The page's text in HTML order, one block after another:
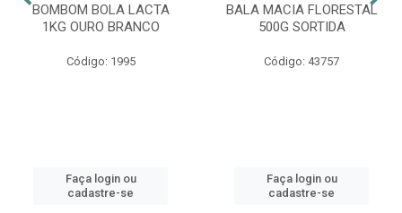
BOMBOM BOLA LACTA
1KG OURO BRANCO
Código: 1995
Faça login ou
cadastre-se
BALA MACIA FLORESTAL
500G SORTIDA
Código: 43757
Faça login ou
cadastre-se